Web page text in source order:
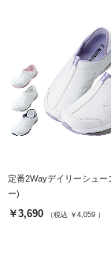
定番2Wayデイリーシュー
ー)
￥3,690 （税込 ￥4,059 ）